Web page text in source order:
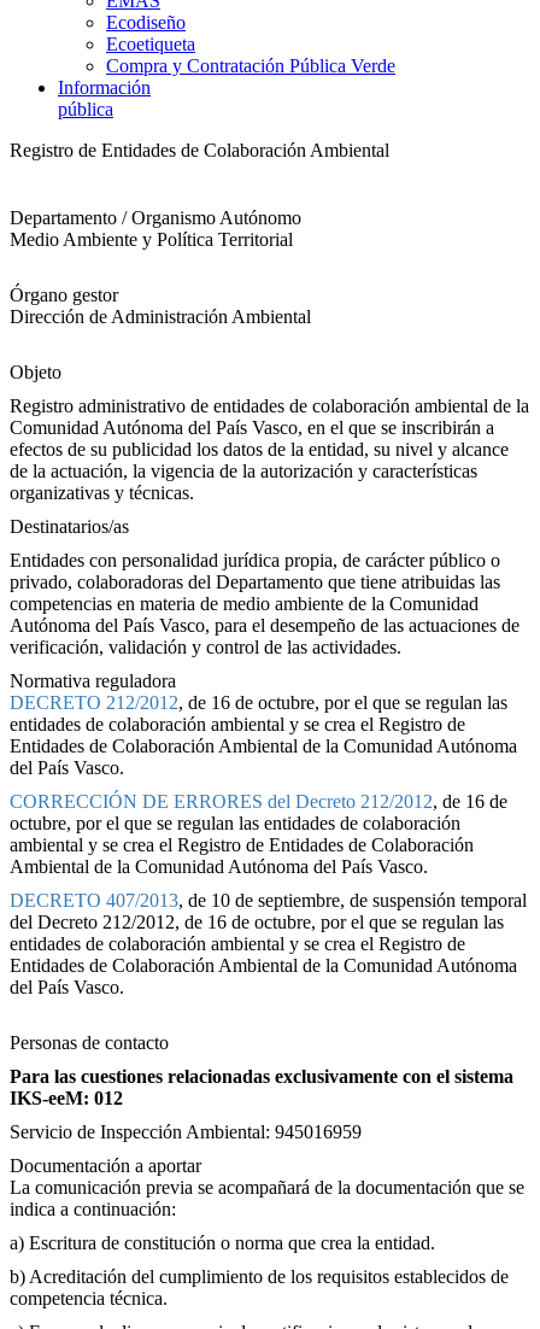
Ecodiseño
Ecoetiqueta
Compra y Contratación Pública Verde
Información
pública
Registro de Entidades de Colaboración Ambiental
Departamento / Organismo Autónomo
Medio Ambiente y Política Territorial
Órgano gestor
Dirección de Administración Ambiental
Objeto
Registro administrativo de entidades de colaboración ambiental de la
Comunidad Autónoma del País Vasco, en el que se inscribirán a
efectos de su publicidad los datos de la entidad, su nivel y alcance
de la actuación, la vigencia de la autorización y características
organizativas y técnicas.
Destinatarios/as
Entidades con personalidad jurídica propia, de carácter público o
privado, colaboradoras del Departamento que tiene atribuidas las
competencias en materia de medio ambiente de la Comunidad
Autónoma del País Vasco, para el desempeño de las actuaciones de
verificación, validación y control de las actividades.
Normativa reguladora
DECRETO 212/2012, de 16 de octubre, por el que se regulan las
entidades de colaboración ambiental y se crea el Registro de
Entidades de Colaboración Ambiental de la Comunidad Autónoma
del País Vasco.
CORRECCIÓN DE ERRORES del Decreto 212/2012, de 16 de
octubre, por el que se regulan las entidades de colaboración
ambiental y se crea el Registro de Entidades de Colaboración
Ambiental de la Comunidad Autónoma del País Vasco.
DECRETO 407/2013, de 10 de septiembre, de suspensión temporal
del Decreto 212/2012, de 16 de octubre, por el que se regulan las
entidades de colaboración ambiental y se crea el Registro de
Entidades de Colaboración Ambiental de la Comunidad Autónoma
del País Vasco.
Personas de contacto
Para las cuestiones relacionadas exclusivamente con el sistema
IKS-eeM: 012
Servicio de Inspección Ambiental: 945016959
Documentación a aportar
La comunicación previa se acompañará de la documentación que se
indica a continuación:
a) Escritura de constitución o norma que crea la entidad.
b) Acreditación del cumplimiento de los requisitos establecidos de
competencia técnica.